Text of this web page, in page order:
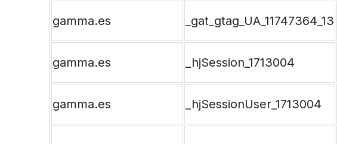
gamma.es _gat_gtag_UA_11747364_13
gamma.es _hjSession_1713004
gamma.es _hjSessionUser_1713004